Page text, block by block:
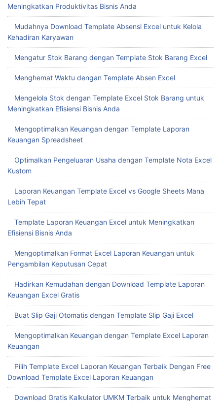
Meningkatkan Produktivitas Bisnis Anda
Mudahnya Download Template Absensi Excel untuk Kelola
Kehadiran Karyawan
Mengatur Stok Barang dengan Template Stok Barang Excel
Menghemat Waktu dengan Template Absen Excel
Mengelola Stok dengan Template Excel Stok Barang untuk
Meningkatkan Efisiensi Bisnis Anda
Mengoptimalkan Keuangan dengan Template Laporan
Keuangan Spreadsheet
Optimalkan Pengeluaran Usaha dengan Template Nota Excel
Kustom
Laporan Keuangan Template Excel vs Google Sheets Mana
Lebih Tepat
Template Laporan Keuangan Excel untuk Meningkatkan
Efisiensi Bisnis Anda
Mengoptimalkan Format Excel Laporan Keuangan untuk
Pengambilan Keputusan Cepat
Hadirkan Kemudahan dengan Download Template Laporan
Keuangan Excel Gratis
Buat Slip Gaji Otomatis dengan Template Slip Gaji Excel
Mengoptimalkan Keuangan dengan Template Excel Laporan
Keuangan
Pilih Template Excel Laporan Keuangan Terbaik Dengan Free
Download Template Excel Laporan Keuangan
Download Gratis Kalkulator UMKM Terbaik untuk Menghemat